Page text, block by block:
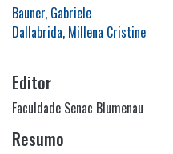
Bauner, Gabriele
Dallabrida, Millena Cristine
Editor
Faculdade Senac Blumenau
Resumo